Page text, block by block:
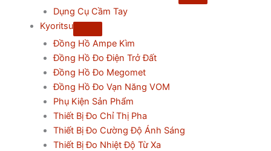
Dụng Cụ Cầm Tay
Kyoritsu
Đồng Hồ Ampe Kìm
Đồng Hồ Đo Điện Trở Đất
Đồng Hồ Đo Megomet
Đồng Hồ Đo Vạn Năng VOM
Phụ Kiện Sản Phẩm
Thiết Bị Đo Chỉ Thị Pha
Thiết Bị Đo Cường Độ Ánh Sáng
Thiết Bị Đo Nhiệt Độ Từ Xa